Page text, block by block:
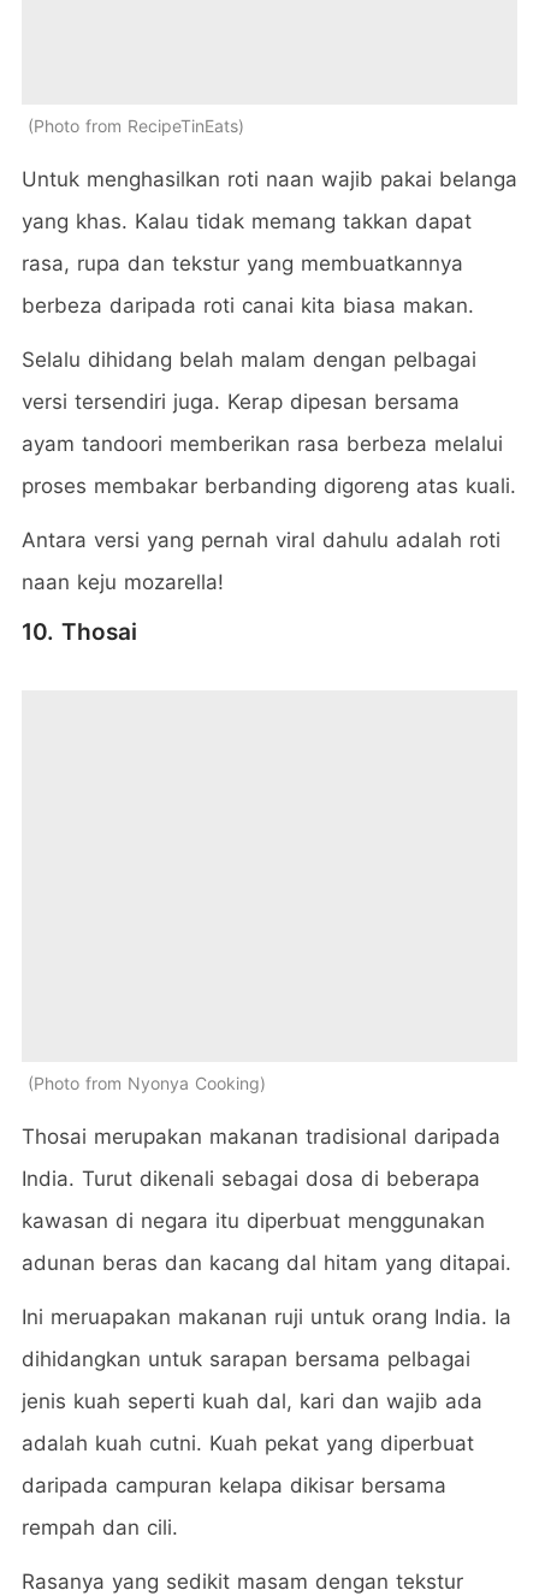
Photo from RecipeTinEats
Untuk menghasilkan roti naan wajib pakai belanga
yang khas. Kalau tidak memang takkan dapat
rasa, rupa dan tekstur yang membuatkannya
berbeza daripada roti canai kita biasa makan.
Selalu dihidang belah malam dengan pelbagai
versi tersendiri juga. Kerap dipesan bersama
ayam tandoori memberikan rasa berbeza melalui
proses membakar berbanding digoreng atas kuali.
Antara versi yang pernah viral dahulu adalah roti
naan keju mozarella!
10. Thosai
Photo from Nyonya Cooking
Thosai merupakan makanan tradisional daripada
India. Turut dikenali sebagai dosa di beberapa
kawasan di negara itu diperbuat menggunakan
adunan beras dan kacang dal hitam yang ditapai.
Ini meruapakan makanan ruji untuk orang India. Ia
dihidangkan untuk sarapan bersama pelbagai
jenis kuah seperti kuah dal, kari dan wajib ada
adalah kuah cutni. Kuah pekat yang diperbuat
daripada campuran kelapa dikisar bersama
rempah dan cili.
Rasanya yang sedikit masam dengan tekstur